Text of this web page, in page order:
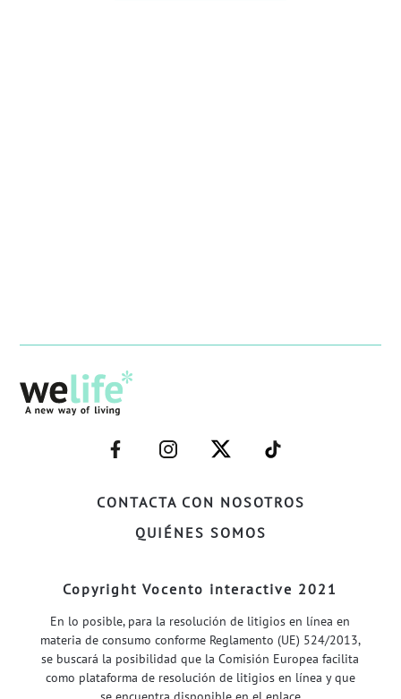
CONTACTA CON NOSOTROS
QUIÉNES SOMOS
–
FACEBOOK–
–
INSTAGRAM–
–
TWITTER–
–
WELIFE–
Copyright Vocento interactive 2021
En lo posible, para la resolución de litigios en línea en
materia de consumo conforme Reglamento (UE) 524/2013,
se buscará la posibilidad que la Comisión Europea facilita
como plataforma de resolución de litigios en línea y que